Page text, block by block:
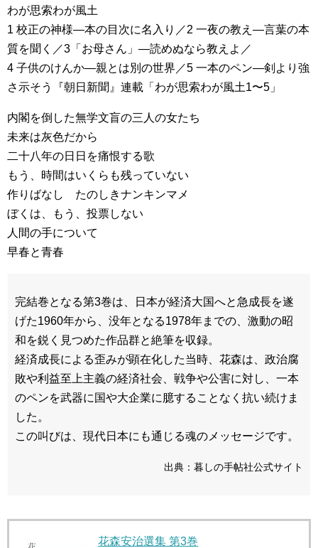
わが思索わが風土
1 校正の神様—本の目次に名入り／2 一夜の教え—言葉の本
質を聞く／3「お母さん」—読めぬなら教えよ／
4 子供のけんか—親とは別の世界／5 一本のペン—剣より強
さ示そう『朝日新聞』連載「わが思索わが風土1〜5」
内閣を倒した無学文盲の三人の女たち
未来は灰色だから
二十八年の日日を痛恨する歌
もう、時間はいくらも残っていない
作りばなし たのしきナンキンマメ
ぼくは、もう、投票しない
人間の手について
早春と青春
完結巻となる第3巻は、日本が経済大国へと急成長を遂
げた1960年から、没年となる1978年までの、激動の昭
和を鋭く見つめた作品群と絶筆を収録。
経済成長による歪みが顕在化した当時、花森は、政治腐
敗や利益至上主義の経済社会、戦争や公害に対し、一本
のペンを武器に国や大企業に臆することなく抗い続けま
した。
この叫びは、現代日本にも通じる魂のメッセージです。
出典：暮しの手帖社公式サイト
花森安治選集 第3巻